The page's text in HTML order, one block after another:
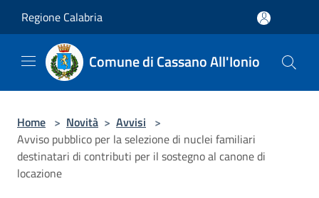
Regione Calabria
Comune di Cassano All'Ionio
Home > Novità > Avvisi >
Avviso pubblico per la selezione di nuclei familiari
destinatari di contributi per il sostegno al canone di
locazione